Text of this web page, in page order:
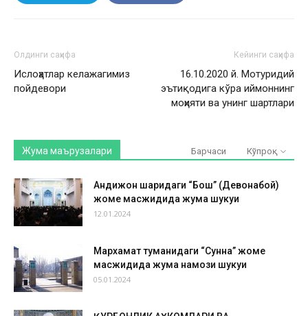
Олдинги саҳифа
Ислоҳатлар келажагимиз
пойдевори
Кейинги саҳифа
16.10.2020 й. Мотуридий
эътиқодига кўра иймоннинг
моҳияти ва унинг шартлари
Жума маърузалари Барчаси Кўпроқ
Андижон шаҳридаги “Бош” (Девонабой)
жоме масжидида жума шукуҳи
12.01.2024
Мархамат туманидаги “Сунна” жоме
масжидида жума намози шукуҳи
05.01.2024